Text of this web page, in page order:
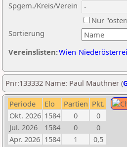
Sortierung
Spgem./Kreis/Verein
Nur
Vereinslisten:Wien
Pnr:133332 Name: Paul Mauthner (
Periode Elo Partien Pkt.
Okt. 2026 1584 0
0
Jul. 2026
1584 0
0
Apr. 2026 1584 1
0,5